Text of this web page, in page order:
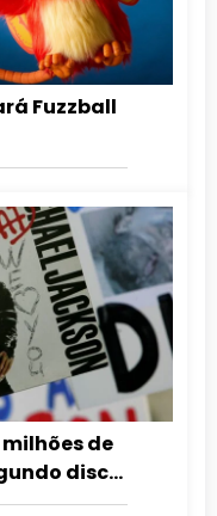
Fuzzball
de
disco